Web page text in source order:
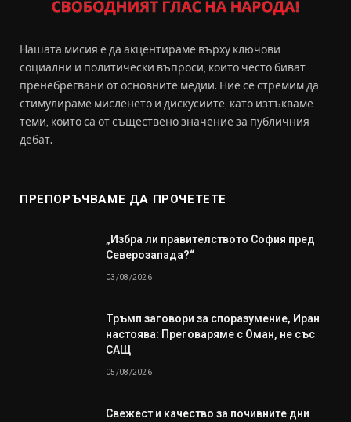
Нашата мисия е да акцентираме върху ключови
социални и политически въпроси, които често биват
пренебрегвани от основните медии. Ние се стремим да
стимулираме мисленето и дискусиите, като изтъкваме
теми, които са от съществено значение за публичния
дебат.
ПРЕПОРЪЧВАМЕ ДА ПРОЧЕТЕТЕ
„Избра ли правителството София пред
Северозапада?“
03/08/2026
Тръмп заговори за споразумение, Иран
настоява: Преговаряме с Оман, не със
САЩ
05/08/2026
Свежест и качество за почивните дни